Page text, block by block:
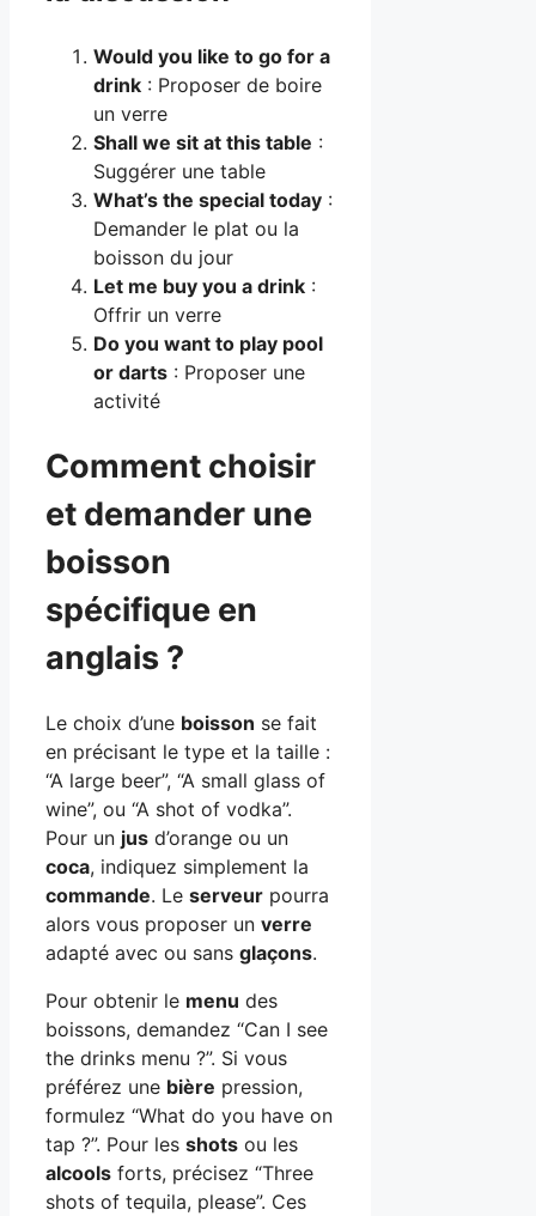
Would you like to go for a
drink : Proposer de boire
un verre
Shall we sit at this table :
Suggérer une table
What’s the special today :
Demander le plat ou la
boisson du jour
Let me buy you a drink :
Offrir un verre
Do you want to play pool
or darts : Proposer une
activité
Comment choisir
et demander une
boisson
spécifique en
anglais ?
Le choix d’une boisson se fait
en précisant le type et la taille :
“A large beer”, “A small glass of
wine”, ou “A shot of vodka”.
Pour un jus d’orange ou un
coca, indiquez simplement la
commande. Le serveur pourra
alors vous proposer un verre
adapté avec ou sans glaçons.
Pour obtenir le menu des
boissons, demandez “Can I see
the drinks menu ?”. Si vous
préférez une bière pression,
formulez “What do you have on
tap ?”. Pour les shots ou les
alcools forts, précisez “Three
shots of tequila, please”. Ces